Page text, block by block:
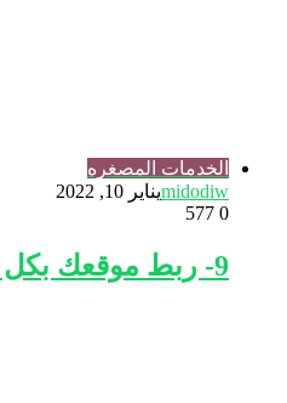
الخدمات المصغره
midodiwيناير 10, 2022
0
9- ربط موقعك بكل حسابات التواصل الاجتماعي والنشر التلقائي عليها جميعا بدون حظر